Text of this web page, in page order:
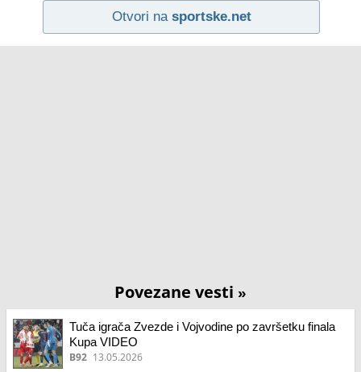
Otvori na sportske.net
Povezane vesti »
Tuča igrača Zvezde i Vojvodine po završetku finala
Kupa VIDEO
B92 13.05.2026